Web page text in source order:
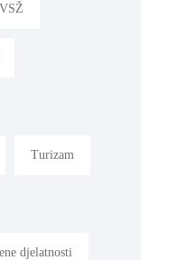
Turizam
djelatnosti